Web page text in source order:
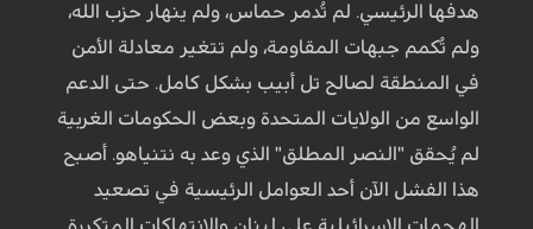
هدفها الرئيسي. لم تُدمر حماس، ولم ينهار حزب الله،
ولم تُكمم جبهات المقاومة، ولم تتغير معادلة الأمن
في المنطقة لصالح تل أبيب بشكل كامل. حتى الدعم
الواسع من الولايات المتحدة وبعض الحكومات الغربية
لم يُحقق "النصر المطلق" الذي وعد به نتنياهو. أصبح
هذا الفشل الآن أحد العوامل الرئيسية في تصعيد